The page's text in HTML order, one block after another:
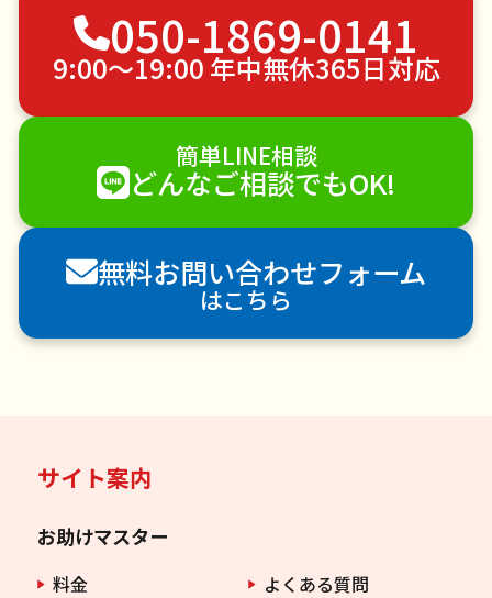
植木の剪定
植木の伐採
手すり取り付け
ペットのお世話
エアコンクリーニング
DIY・日曜大工
ハウスクリーニング
雪かき・雪下ろし
電球交換
襖（ふすま）の張替え
空き家管理
各種代行
害獣駆除
防草シート施工
ナメクジ駆除
害虫駆除
050-1869-0141
9:00〜19:00 年中無休365日対応
簡単LINE相談
どんなご相談でもOK!
無料お問い合わせフォーム
はこちら
サイト案内
お助けマスター
料金
よくある質問